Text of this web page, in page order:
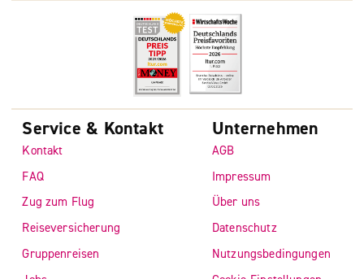
Service & Kontakt
Kontakt
FAQ
Zug zum Flug
Reiseversicherung
Gruppenreisen
Unternehmen
AGB
Impressum
Über uns
Datenschutz
Nutzungsbedingungen